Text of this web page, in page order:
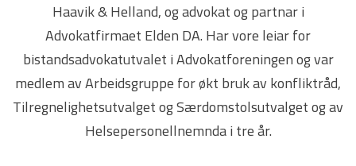
Haavik & Helland, og advokat og partnar i
Advokatfirmaet Elden DA. Har vore leiar for
bistandsadvokatutvalet i Advokatforeningen og var
medlem av Arbeidsgruppe for økt bruk av konfliktråd,
Tilregnelighetsutvalget og Særdomstolsutvalget og av
Helsepersonellnemnda i tre år.